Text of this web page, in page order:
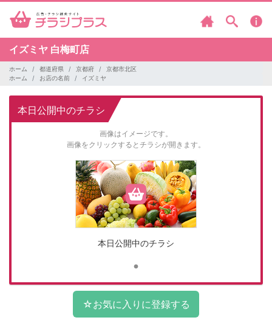
イズミヤ 白梅町店
ホーム 都道府県 京都府
京都市北区
ホーム
お店の名前 イズミヤ
本日公開中のチラシ
画像はイメージです。
画像をクリックするとチラシが開きます。
本日公開中のチラシ